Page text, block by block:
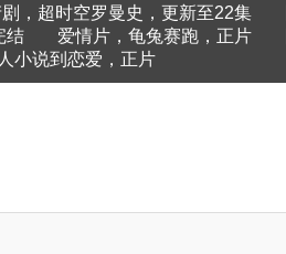
剧，超时空罗曼史，更新至22集
结 爱情片，龟兔赛跑，正片
小说到恋爱，正片